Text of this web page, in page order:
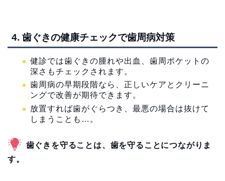
4. 歯ぐきの健康チェックで歯周病対策
健診では歯ぐきの腫れや出血、歯周ポケットの
深さもチェックされます。
歯周病の早期段階なら、正しいケアとクリーニ
ングで改善が期待できます。
放置すれば歯がぐらつき、最悪の場合は抜けて
しまうことも…。
歯ぐきを守ることは、歯を守ることにつながりま
す。